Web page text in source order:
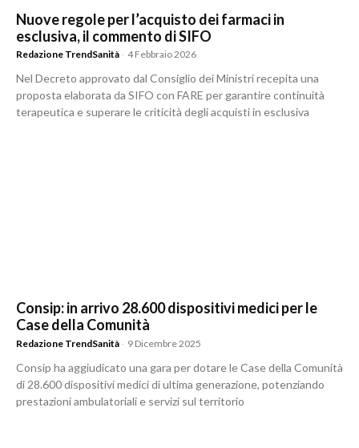
Nuove regole per l’acquisto dei farmaci in
esclusiva, il commento di SIFO
Redazione TrendSanità - 4 Febbraio 2026
Nel Decreto approvato dal Consiglio dei Ministri recepita una
proposta elaborata da SIFO con FARE per garantire continuità
terapeutica e superare le criticità degli acquisti in esclusiva
Consip: in arrivo 28.600 dispositivi medici per le
Case della Comunità
Redazione TrendSanità - 9 Dicembre 2025
Consip ha aggiudicato una gara per dotare le Case della Comunità
di 28.600 dispositivi medici di ultima generazione, potenziando
prestazioni ambulatoriali e servizi sul territorio